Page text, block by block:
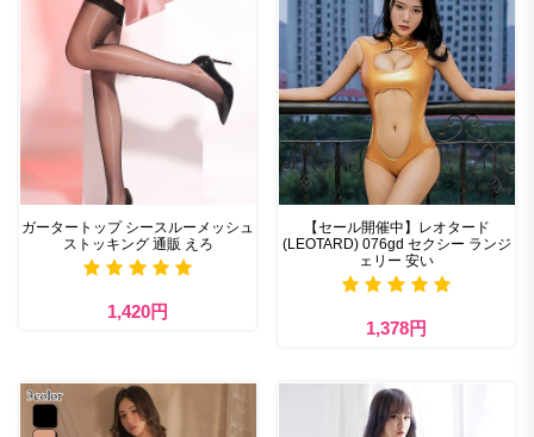
ガータートップ シースルーメッシュ
ストッキング 通販 えろ
1,420円
【セール開催中】レオタード
(LEOTARD) 076gd セクシー ランジ
ェリー 安い
1,378円